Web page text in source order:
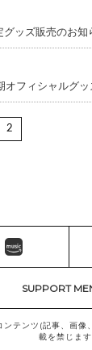
グッズ販売のお知
オフィシャルグ
2
SUPPORT
ンテンツ(記事、画像
載を禁じます